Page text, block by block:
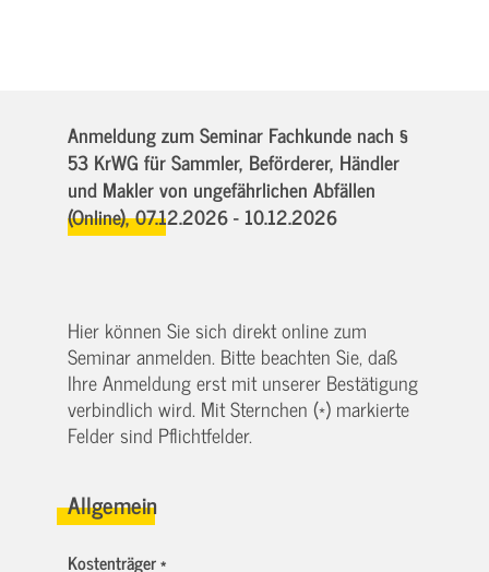
Anmeldung zum Seminar Fachkunde nach §
53 KrWG für Sammler, Beförderer, Händler
und Makler von ungefährlichen Abfällen
(Online),07.12.2026 - 10.12.2026
Hier können Sie sich direkt online zum
Seminar anmelden. Bitte beachten Sie, daß
Ihre Anmeldung erst mit unserer Bestätigung
verbindlich wird. Mit Sternchen (*) markierte
Felder sind Pflichtfelder.
Allgemein
Kostenträger *